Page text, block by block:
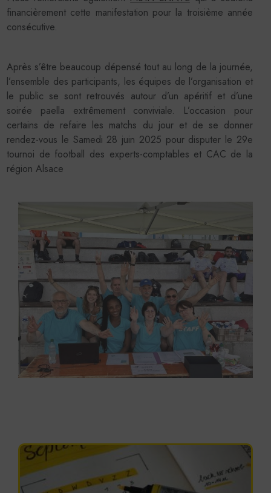
financièrement cette manifestation pour la troisième année
consécutive.
Après s’être beaucoup dépensé tout au long de la journée,
l’ensemble des participants, les équipes de l’organisation et
le public se sont retrouvés autour d’un apéritif et d’une
soirée paella extrêmement conviviale. L’occasion pour
certains de refaire les matchs du jour et de se donner
rendez-vous le Samedi 28 juin 2025 pour disputer le 29e
tournoi de football des experts-comptables et CAC de la
région Alsace